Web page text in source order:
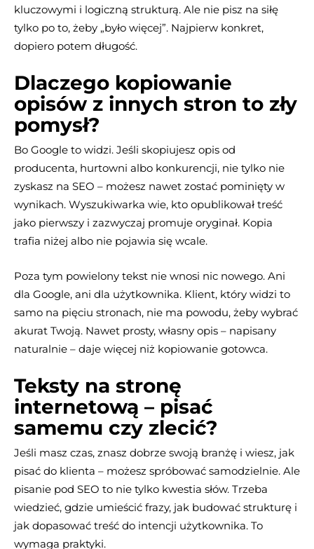
kluczowymi i logiczną strukturą. Ale nie pisz na siłę
tylko po to, żeby „było więcej”. Najpierw konkret,
dopiero potem długość.
Dlaczego kopiowanie
opisów z innych stron to zły
pomysł?
Bo Google to widzi. Jeśli skopiujesz opis od
producenta, hurtowni albo konkurencji, nie tylko nie
zyskasz na SEO – możesz nawet zostać pominięty w
wynikach. Wyszukiwarka wie, kto opublikował treść
jako pierwszy i zazwyczaj promuje oryginał. Kopia
trafia niżej albo nie pojawia się wcale.
Poza tym powielony tekst nie wnosi nic nowego. Ani
dla Google, ani dla użytkownika. Klient, który widzi to
samo na pięciu stronach, nie ma powodu, żeby wybrać
akurat Twoją. Nawet prosty, własny opis – napisany
naturalnie – daje więcej niż kopiowanie gotowca.
Teksty na stronę
internetową – pisać
samemu czy zlecić?
Jeśli masz czas, znasz dobrze swoją branżę i wiesz, jak
pisać do klienta – możesz spróbować samodzielnie. Ale
pisanie pod SEO to nie tylko kwestia słów. Trzeba
wiedzieć, gdzie umieścić frazy, jak budować strukturę i
jak dopasować treść do intencji użytkownika. To
wymaga praktyki.